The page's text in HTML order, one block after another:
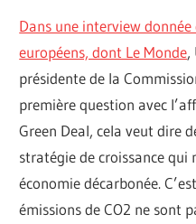
Dans une interview
européens, dont Le Monde,
présidente de la
première question avec
Green Deal, cela veut dire
stratégie de croissance qui
économie décarbonée.
émissions de CO2 ne sont